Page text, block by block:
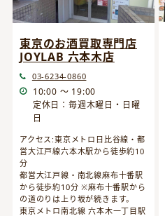
東京のお酒買取専門店
JOYLAB 六本木店
03-6234-0860
10:00 ～ 19:00
定休日：毎週木曜日・日曜
日
アクセス:東京メトロ日比谷線・都
営大江戸線六本木駅から徒歩約10
分
都営大江戸線・南北線麻布十番駅
から徒歩約10分 ※麻布十番駅から
の道のりは上り坂が続きます。
東京メトロ南北線 六本木一丁目駅